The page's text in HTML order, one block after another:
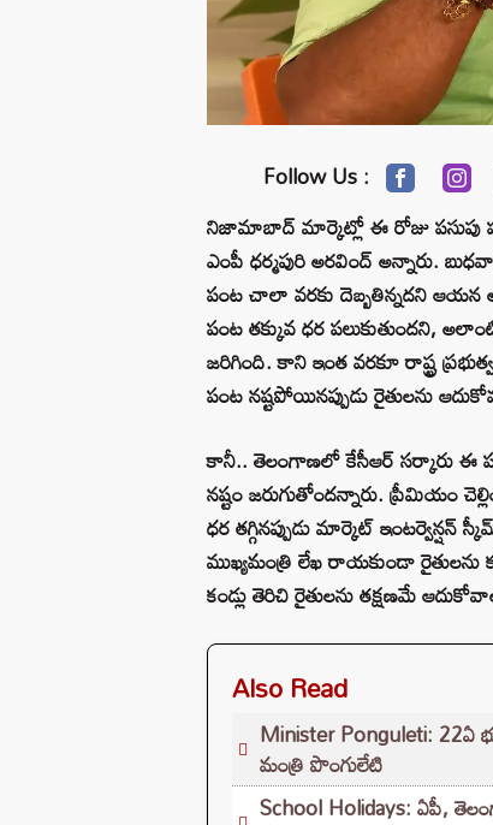
Follow Us :
నిజామాబాద్ మార్కెట్లో ఈ రోజు పసుపు
ఎంపీ ధర్మపురి అరవింద్‌ అన్నారు.
పంట చాలా వరకు దెబ్బతిన్నదని ఆయన
పంట తక్కువ ధర పలుకుతుందని,
జరిగింది. కాని ఇంత వరకూ రాష్ట్ర
పంట నష్టపోయినప్పుడు రైతులను
కానీ.. తెలంగాణలో కేసీఆర్ సర్కారు ఈ
నష్టం జరుగుతోందన్నారు. ప్రీమియం
ధర తగ్గినప్పుడు మార్కెట్ ఇంటర్వెన్షన్
ముఖ్యమంత్రి లేఖ రాయకుండా రైతులను
కండ్లు తెరిచి రైతులను తక్షణమే
Also Read
Minister Ponguleti: 22ఏ
మంత్రి పొంగులేటి
School Holidays: ఏపీ,